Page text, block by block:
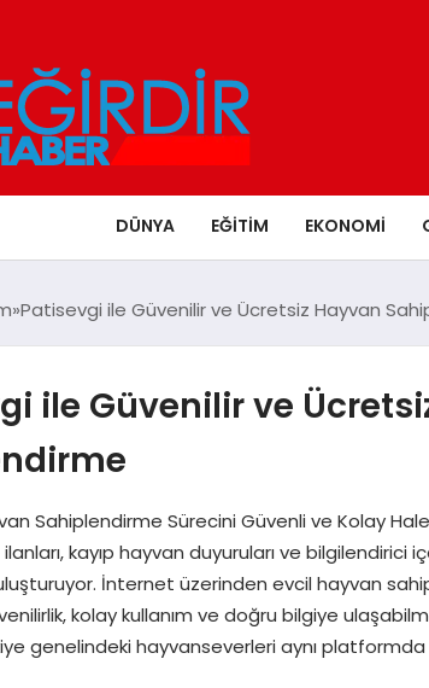
DÜNYA EĞITIM EKONOMI
Patisevgi ile Güvenilir ve Ücretsiz Hayvan
ile Güvenilir ve
Sahiplendirme Sürecini Güvenli ve Kolay
kayıp hayvan duyuruları ve bilgilendirici
İnternet üzerinden evcil hayvan
kolay kullanım ve doğru bilgiye
genelindeki hayvanseverleri aynı